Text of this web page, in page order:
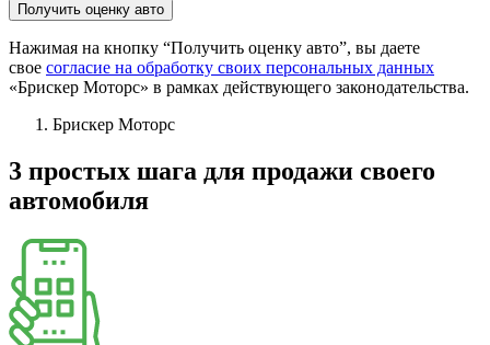
Получить оценку авто
Нажимая на кнопку “Получить оценку авто”, вы даете
свое согласие на обработку своих персональных данных
«Брискер Моторс» в рамках действующего законодательства.
Брискер Моторс
3 простых шага для продажи своего
автомобиля